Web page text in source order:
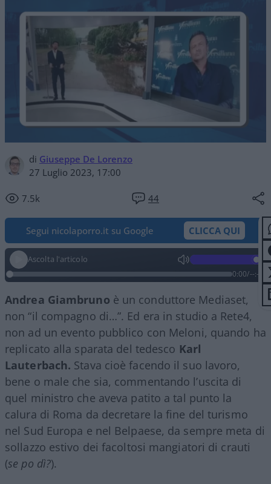
di Giuseppe De Lorenzo
27 Luglio 2023, 17:00
7.5k 44
Segui nicolaporro.it su Google CLICCA QUI
Ascolta l'articolo
0:00/--:--
Andrea Giambruno è un conduttore Mediaset,
non “il compagno di…”. Ed era in studio a Rete4,
non ad un evento pubblico con Meloni, quando ha
replicato alla sparata del tedesco Karl
Lauterbach. Stava cioè facendo il suo lavoro,
bene o male che sia, commentando l’uscita di
quel ministro che aveva patito a tal punto la
calura di Roma da decretare la fine del turismo
nel Sud Europa e nel Belpaese, da sempre meta di
sollazzo estivo dei facoltosi mangiatori di crauti
(se po dì?).